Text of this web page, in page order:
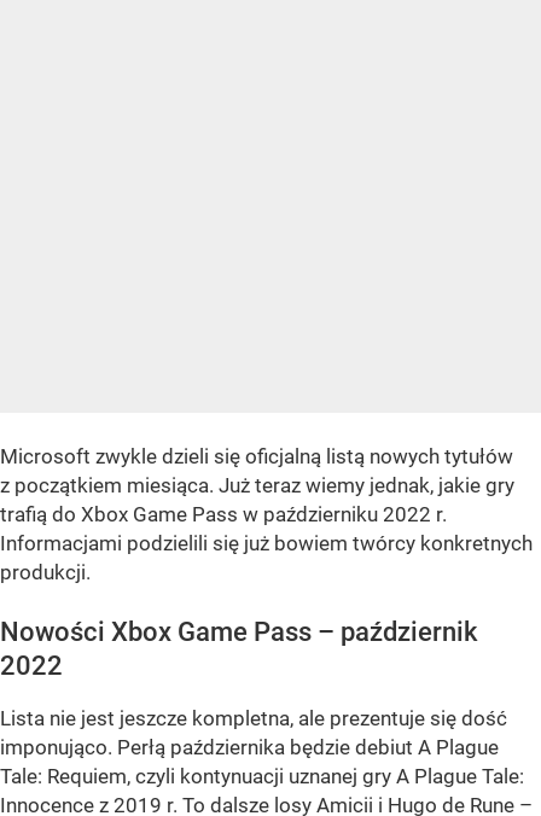
Microsoft zwykle dzieli się oficjalną listą nowych tytułów
z początkiem miesiąca. Już teraz wiemy jednak, jakie gry
trafią do Xbox Game Pass w październiku 2022 r.
Informacjami podzielili się już bowiem twórcy konkretnych
produkcji.
Nowości Xbox Game Pass – październik
2022
Lista nie jest jeszcze kompletna, ale prezentuje się dość
imponująco. Perłą października będzie debiut A Plague
Tale: Requiem, czyli kontynuacji uznanej gry A Plague Tale:
Innocence z 2019 r. To dalsze losy Amicii i Hugo de Rune –